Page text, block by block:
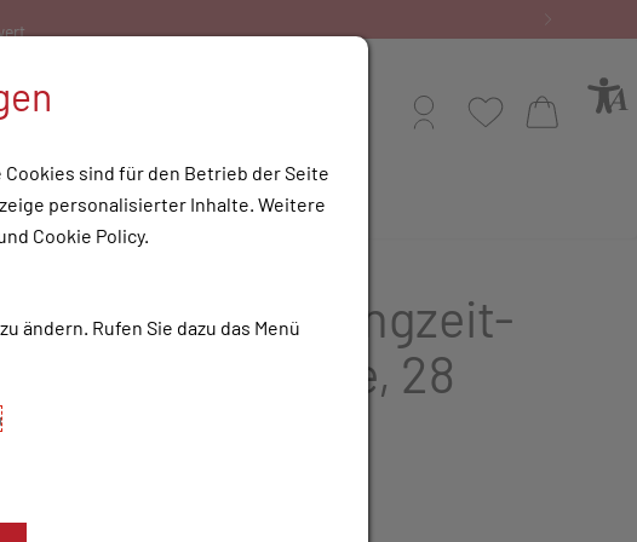
Profil WunschlisteWarenkorb
Unsere Apotheke
Cavilon™ Langzeit-
Creme, 28
sind für den Betrieb der Seite
personalisierter Inhalte. Weitere
Cookie Policy.
ändern. Rufen Sie dazu das Menü